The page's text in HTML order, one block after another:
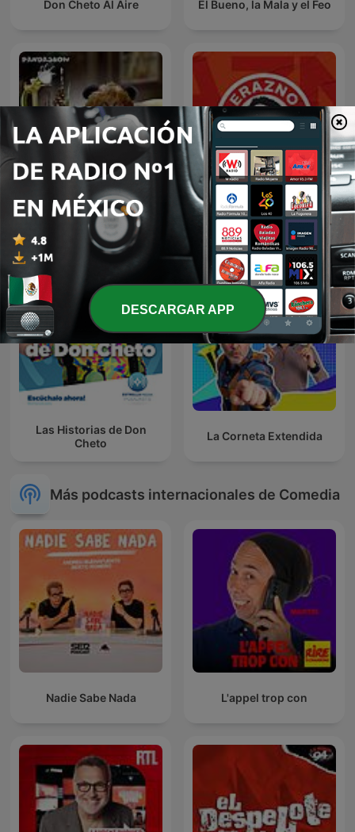
Don Cheto Al Aire El Bueno, la Mala y el Feo
Panda Show (NO OFICIAL)
Erazno y La Chokolata El
Podcast
Las Historias de Don
Cheto
La Corneta Extendida
Más podcasts internacionales de Comedia
Nadie Sabe Nada L'appel trop con
DESCARGAR APP